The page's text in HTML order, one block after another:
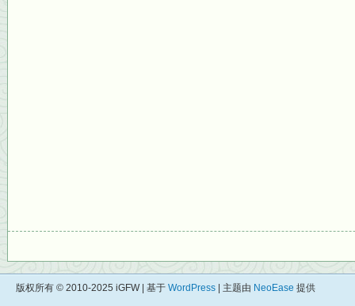
版权所有 © 2010-2025 iGFW | 基于 WordPress | 主题由 NeoEase 提供